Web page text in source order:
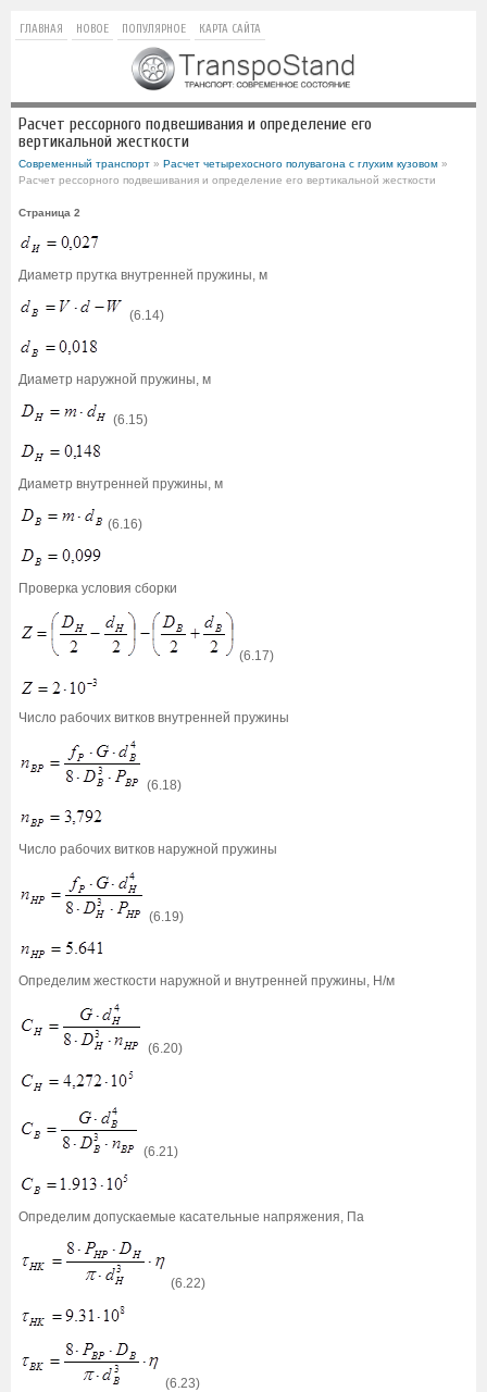
ГЛАВНАЯ НОВОЕ ПОПУЛЯРНОЕ КАРТА САЙТА
Расчет рессорного подвешивания и определение его
вертикальной жесткости
Современный транспорт » Расчет четырехосного полувагона с глухим кузовом »
Расчет рессорного подвешивания и определение его вертикальной жесткости
Страница 2
Диаметр прутка внутренней пружины, м
(6.14)
Диаметр наружной пружины, м
(6.15)
Диаметр внутренней пружины, м
(6.16)
Проверка условия сборки
(6.17)
Число рабочих витков внутренней пружины
(6.18)
Число рабочих витков наружной пружины
(6.19)
Определим жесткости наружной и внутренней пружины, Н/м
(6.20)
(6.21)
Определим допускаемые касательные напряжения, Па
(6.22)
(6.23)